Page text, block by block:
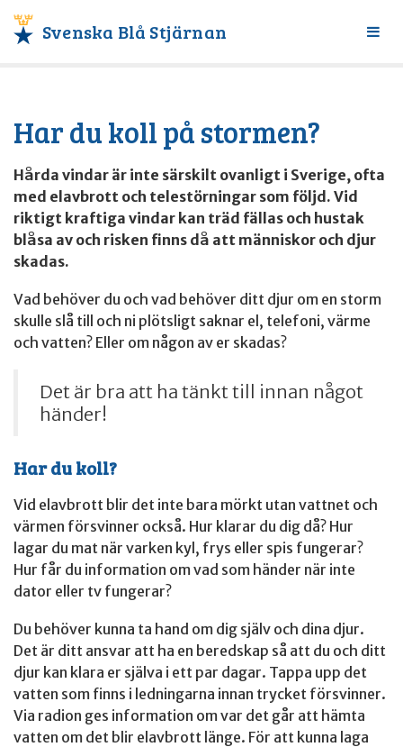
Svenska Blå Stjärnan
Växla
Har du koll på stormen?
Hårda vindar är inte särskilt ovanligt i Sverige, ofta
med elavbrott och telestörningar som följd. Vid
riktigt kraftiga vindar kan träd fällas och hustak
blåsa av och risken finns då att människor och djur
skadas.
Vad behöver du och vad behöver ditt djur om en storm
skulle slå till och ni plötsligt saknar el, telefoni, värme
och vatten? Eller om någon av er skadas?
Det är bra att ha tänkt till innan något
händer!
Har du koll?
Vid elavbrott blir det inte bara mörkt utan vattnet och
värmen försvinner också. Hur klarar du dig då? Hur
lagar du mat när varken kyl, frys eller spis fungerar?
Hur får du information om vad som händer när inte
dator eller tv fungerar?
Du behöver kunna ta hand om dig själv och dina djur.
Det är ditt ansvar att ha en beredskap så att du och ditt
djur kan klara er själva i ett par dagar. Tappa upp det
vatten som finns i ledningarna innan trycket försvinner.
Via radion ges information om var det går att hämta
vatten om det blir elavbrott länge. För att kunna laga